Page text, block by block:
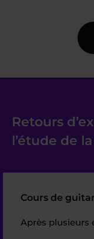
Retours
l’étude de
Cours de
Après plusieurs